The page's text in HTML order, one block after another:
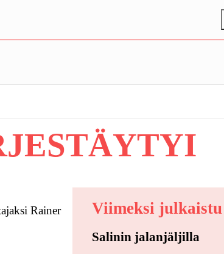
t
Rainer
Viimeksi julkaistu
Salinin jalanjäljilla